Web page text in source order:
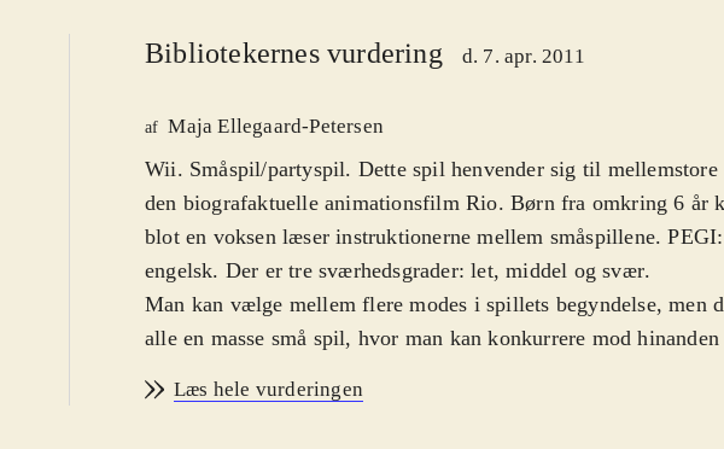
Bibliotekernes vurdering d. 7. apr. 2011
af Maja Ellegaard-Petersen
Wii. Småspil/partyspil. Dette spil henvender sig til mellemstore
den biografaktuelle animationsfilm Rio. Børn fra omkring 6 år
blot en voksen læser instruktionerne mellem småspillene.
engelsk. Der er tre sværhedsgrader: let, middel og svær.
Man kan vælge mellem flere modes i spillets begyndelse, men
alle en masse små spil, hvor man kan konkurrere mod
indbygget spørgsmål om filmen og Brasilien. De er på engelsk,
Læs hele vurderingen